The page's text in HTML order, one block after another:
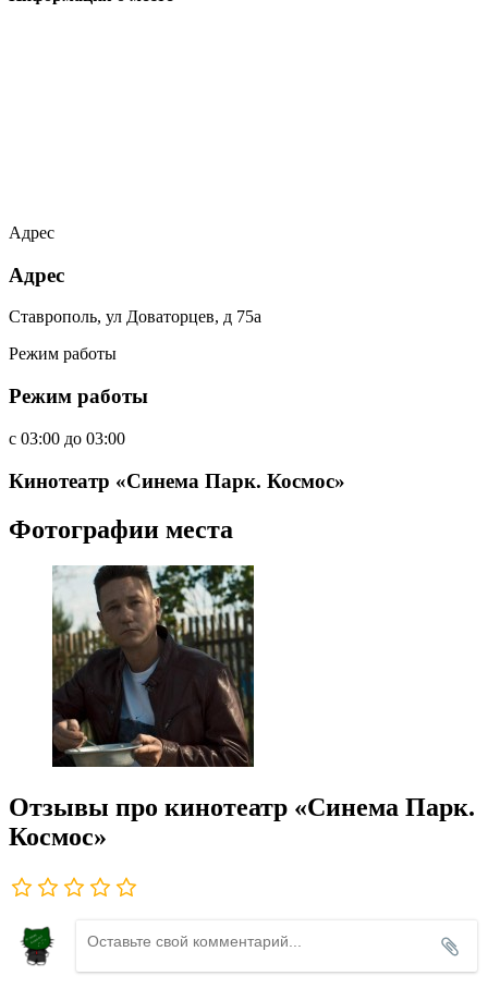
Адрес
Адрес
Ставрополь, ул Доваторцев, д 75а
Режим работы
Режим работы
c 03:00 до 03:00
Кинотеатр «Синема Парк. Космос»
Фотографии места
Отзывы про кинотеатр «Синема Парк.
Космос»